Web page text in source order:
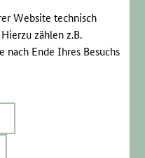
Website technisch
zählen z.B.
nach Ende Ihres Besuchs